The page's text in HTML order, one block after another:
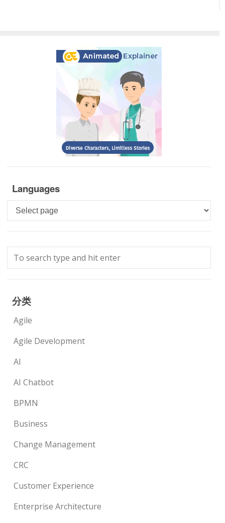
Languages
Languages
分类
Agile
Agile Development
AI
AI Chatbot
BPMN
Business
Change Management
CRC
Customer Experience
Enterprise Architecture